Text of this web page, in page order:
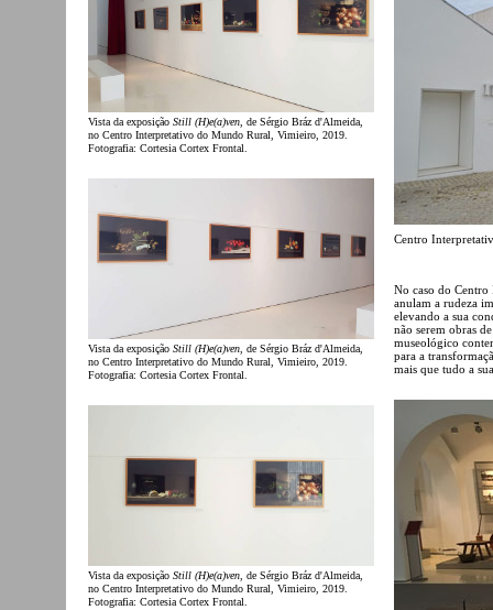
Vista da exposição Still (H)e(a)ven , de Sérgio Bráz d'Almeida,
no Centro Interpretativo do Mundo Rural, Vimieiro, 2019.
Fotografia: Cortesia Cortex Frontal.
Vista da exposição Still (H)e(a)ven , de Sérgio Bráz d'Almeida,
no Centro Interpretativo do Mundo Rural, Vimieiro, 2019.
Fotografia: Cortesia Cortex Frontal.
Vista da exposição Still (H)e(a)ven, de Sérgio Bráz d'Almeida,
no Centro Interpretativo do Mundo Rural, Vimieiro, 2019.
Fotografia: Cortesia Cortex Frontal.
Centro
No caso do
anulam a rudeza
elevando a sua
não serem obras
museológico
para a
mais que tudo a